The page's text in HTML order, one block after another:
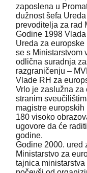
zaposlena u
dužnost šefa
prevoditelja za rad
Godine 1998
Ureda za
se s Ministarstvom
odlična suradnja
razgraničenju –
Vlade RH za
Vrlo je zaslužna
stranim
magistre
180 visoko
ugovore da će
godine.
Godine 2000. ured
Ministarstvo za
tajnica